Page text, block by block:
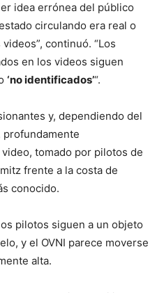
idea errónea del público
circulando era real o
continuó. “Los
en los videos siguen
‘no identificados’“.
y, dependiendo del
profundamente
tomado por pilotos de
frente a la costa de
conocido.
pilotos siguen a un objeto
y el OVNI parece moverse
alta.